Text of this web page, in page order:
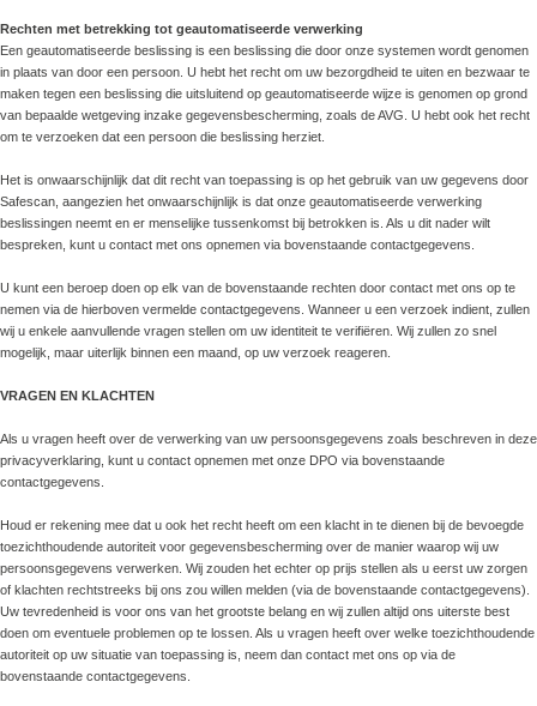
Rechten met betrekking tot geautomatiseerde verwerking
Een geautomatiseerde beslissing is een beslissing die door onze systemen wordt genomen
in plaats van door een persoon. U hebt het recht om uw bezorgdheid te uiten en bezwaar te
maken tegen een beslissing die uitsluitend op geautomatiseerde wijze is genomen op grond
van bepaalde wetgeving inzake gegevensbescherming, zoals de AVG. U hebt ook het recht
om te verzoeken dat een persoon die beslissing herziet.
Het is onwaarschijnlijk dat dit recht van toepassing is op het gebruik van uw gegevens door
Safescan, aangezien het onwaarschijnlijk is dat onze geautomatiseerde verwerking
beslissingen neemt en er menselijke tussenkomst bij betrokken is. Als u dit nader wilt
bespreken, kunt u contact met ons opnemen via bovenstaande contactgegevens.
U kunt een beroep doen op elk van de bovenstaande rechten door contact met ons op te
nemen via de hierboven vermelde contactgegevens. Wanneer u een verzoek indient, zullen
wij u enkele aanvullende vragen stellen om uw identiteit te verifiëren. Wij zullen zo snel
mogelijk, maar uiterlijk binnen een maand, op uw verzoek reageren.
VRAGEN EN KLACHTEN
Als u vragen heeft over de verwerking van uw persoonsgegevens zoals beschreven in deze
privacyverklaring, kunt u contact opnemen met onze DPO via bovenstaande
contactgegevens.
Houd er rekening mee dat u ook het recht heeft om een klacht in te dienen bij de bevoegde
toezichthoudende autoriteit voor gegevensbescherming over de manier waarop wij uw
persoonsgegevens verwerken. Wij zouden het echter op prijs stellen als u eerst uw zorgen
of klachten rechtstreeks bij ons zou willen melden (via de bovenstaande contactgegevens).
Uw tevredenheid is voor ons van het grootste belang en wij zullen altijd ons uiterste best
doen om eventuele problemen op te lossen. Als u vragen heeft over welke toezichthoudende
autoriteit op uw situatie van toepassing is, neem dan contact met ons op via de
bovenstaande contactgegevens.